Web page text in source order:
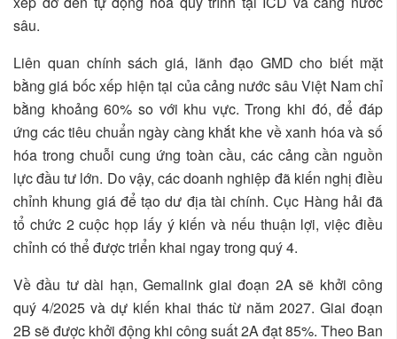
sâu.
Liên quan chính sách giá, lãnh đạo GMD cho biết mặt
bằng giá bốc xếp hiện tại của cảng nước sâu Việt Nam chỉ
bằng khoảng 60% so với khu vực. Trong khi đó, để đáp
ứng các tiêu chuẩn ngày càng khắt khe về xanh hóa và số
hóa trong chuỗi cung ứng toàn cầu, các cảng cần nguồn
lực đầu tư lớn. Do vậy, các doanh nghiệp đã kiến nghị điều
chỉnh khung giá để tạo dư địa tài chính. Cục Hàng hải đã
tổ chức 2 cuộc họp lấy ý kiến và nếu thuận lợi, việc điều
chỉnh có thể được triển khai ngay trong quý 4.
Về đầu tư dài hạn, Gemalink giai đoạn 2A sẽ khởi công
quý 4/2025 và dự kiến khai thác từ năm 2027. Giai đoạn
2B sẽ được khởi động khi công suất 2A đạt 85%. Theo Ban